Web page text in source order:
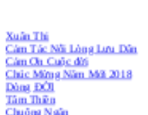
Đăng khai giảng Thiền dành cho
Người bận rộn
Cảm Tác Nỗi Lòng Lưu Dân
Cảm Ơn Cuộc đời
Chúc Mừng Năm Mới 2018
Dòng ĐỜI
Tâm Thiền
Chuông Ngân